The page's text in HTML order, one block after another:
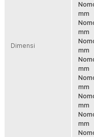
Material PE Braided 4
Menggunakan bahan PE
tahan lama. Struktur serat
saat strike. Cocok untuk
Panjang 300 M Lebih
Dengan panjang 300 M,
ukuran kecil hingga
setup sekaligus. Lebih
Diameter Presisi dan
Diameter senar dibuat
Membantu lemparan lebih
cocok untuk teknik
Dimensi
mm
mm
mm
mm
mm
mm
mm